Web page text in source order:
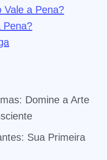
Vale a Pena?
Pena?
Domine a Arte
Sua Primeira